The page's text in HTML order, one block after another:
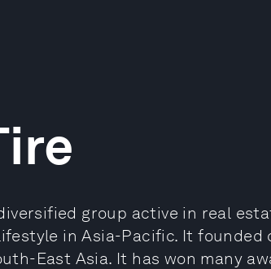
group active in real
in Asia-Pacific. It
East Asia. It has won many